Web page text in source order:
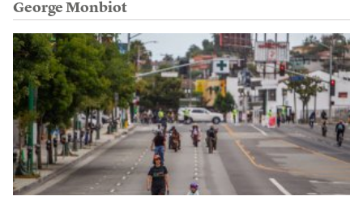
George Monbiot